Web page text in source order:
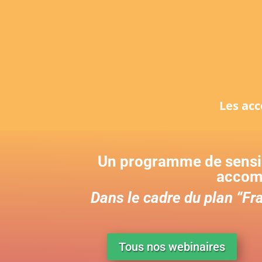
Les
Un programme de
Dans le cadre du plan
Tous nos webinaires